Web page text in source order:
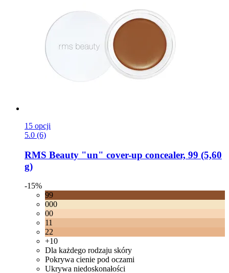
15 opcji
5.0 (6)
RMS Beauty "un" cover-​up concealer, 99 (5,60
g)
-15%
99
000
00
11
22
+10
Dla każdego rodzaju skóry
Pokrywa cienie pod oczami
Ukrywa niedoskonałości